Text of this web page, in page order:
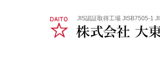
JIS認証取得工場 JISB7505-1